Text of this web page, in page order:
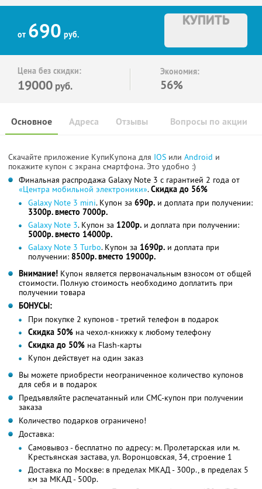
от 690 руб.
КУПИТЬ
Цена без скидки:
19000 руб.
Экономия:
56%
Основное Отзывы Вопросы по акции
Адреса
Скачайте приложение КупиКупона для IOS или Android и
покажите купон с экрана смартфона. Это удобно :)
Финальная распродажа Galaxy Note 3 c гарантией 2 года от
«Центрa мобильной электроники».Скидка до 56%
Galaxy Note 3 mini. Купон за 690р. и доплата при получении:
3300р. вместо 7000р.
Galaxy Note 3. Купон за 1200р. и доплата при получении:
5000р. вместо 14000р.
Galaxy Note 3 Turbo. Купон за 1690р. и доплата при
получении: 8500р. вместо 19000р.
Внимание! Купон является первоначальным взносом от общей
стоимости. Полную стоимость необходимо доплатить при
получении товара
БОНУСЫ:
При покупке 2 купонов - третий телефон в подарок
Скидка 50% на чехол-книжку к любому телефону
Скидка до 50% на Flash-карты
Купон действует на один заказ
Вы можете приобрести неограниченное количество купонов
для себя и в подарок
Предъявляйте распечатанный или СМС-купон при получении
заказа
Количество подарков ограничено!
Доставка:
Самовывоз - бесплатно по адресу: м. Пролетарская или м.
Крестьянская застава, ул. Воронцовская, 34, строение 1
Доставка по Москве: в пределах МКАД - 300р., в пределах 5
км за МКАД - 500р.